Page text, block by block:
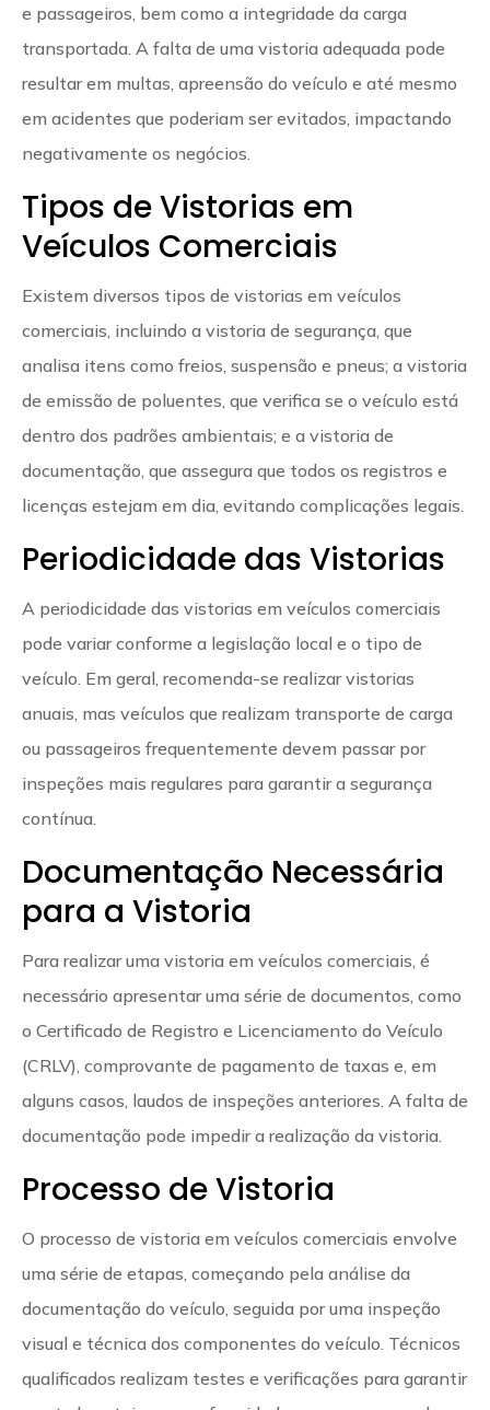
e passageiros, bem como a integridade da carga
transportada. A falta de uma vistoria adequada pode
resultar em multas, apreensão do veículo e até mesmo
em acidentes que poderiam ser evitados, impactando
negativamente os negócios.
Tipos de Vistorias em
Veículos Comerciais
Existem diversos tipos de vistorias em veículos
comerciais, incluindo a vistoria de segurança, que
analisa itens como freios, suspensão e pneus; a vistoria
de emissão de poluentes, que verifica se o veículo está
dentro dos padrões ambientais; e a vistoria de
documentação, que assegura que todos os registros e
licenças estejam em dia, evitando complicações legais.
Periodicidade das Vistorias
A periodicidade das vistorias em veículos comerciais
pode variar conforme a legislação local e o tipo de
veículo. Em geral, recomenda-se realizar vistorias
anuais, mas veículos que realizam transporte de carga
ou passageiros frequentemente devem passar por
inspeções mais regulares para garantir a segurança
contínua.
Documentação Necessária
para a Vistoria
Para realizar uma vistoria em veículos comerciais, é
necessário apresentar uma série de documentos, como
o Certificado de Registro e Licenciamento do Veículo
(CRLV), comprovante de pagamento de taxas e, em
alguns casos, laudos de inspeções anteriores. A falta de
documentação pode impedir a realização da vistoria.
Processo de Vistoria
O processo de vistoria em veículos comerciais envolve
uma série de etapas, começando pela análise da
documentação do veículo, seguida por uma inspeção
visual e técnica dos componentes do veículo. Técnicos
qualificados realizam testes e verificações para garantir